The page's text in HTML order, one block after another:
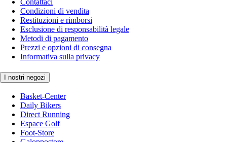
Condizioni di vendita
Restituzioni e rimborsi
Esclusione di responsabilità legale
Metodi di pagamento
Prezzi e opzioni di consegna
Informativa sulla privacy
I nostri negozi
Basket-Center
Daily Bikers
Direct Running
Espace Golf
Foot-Store